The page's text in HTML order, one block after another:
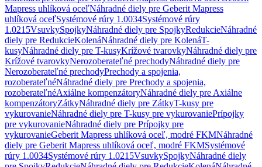
Mapress uhlíková oceľNáhradné diely pre Geberit Mapress
uhlíková oceľSystémové rúry 1.0034Systémové rúry
1.0215VsuvkySpojkyNáhradné diely pre SpojkyRedukcieNáhradné
diely pre RedukcieKolenáNáhradné diely pre KolenáT-
kusyNáhradné diely pre T-kusyKrížové tvarovkyNáhradné diely pre
Krížové tvarovkyNerozoberateľné prechodyNáhradné diely pre
Nerozoberateľné prechodyPrechody a spojenia,
rozoberateľnéNáhradné diely pre Prechody a spojenia,
rozoberateľnéAxiálne kompenzátoryNáhradné diely pre Axiálne
kompenzátoryZátkyNáhradné diely pre ZátkyT-kusy pre
vykurovanieNáhradné diely pre T-kusy pre vykurovaniePrípojky
pre vykurovanieNáhradné diely pre Prípojky pre
vykurovanieGeberit Mapress uhlíková oceľ, modré FKMNáhradné
diely pre Geberit Mapress uhlíková oceľ, modré FKMSystémové
rúry 1.0034Systémové rúry 1.0215VsuvkySpojkyNáhradné diely